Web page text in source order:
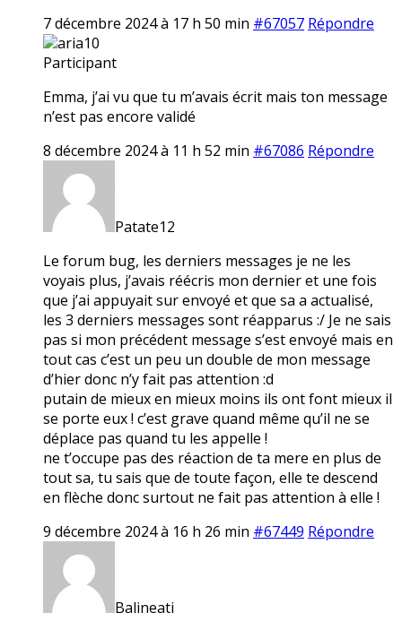
7 décembre 2024 à 17 h 50 min #67057 Répondre
aria10
Participant
Emma, j’ai vu que tu m’avais écrit mais ton message
n’est pas encore validé
8 décembre 2024 à 11 h 52 min #67086 Répondre
Patate12
Le forum bug, les derniers messages je ne les
voyais plus, j’avais réécris mon dernier et une fois
que j’ai appuyait sur envoyé et que sa a actualisé,
les 3 derniers messages sont réapparus :/ Je ne sais
pas si mon précédent message s’est envoyé mais en
tout cas c’est un peu un double de mon message
d’hier donc n’y fait pas attention :d
putain de mieux en mieux moins ils ont font mieux il
se porte eux ! c’est grave quand même qu’il ne se
déplace pas quand tu les appelle !
ne t’occupe pas des réaction de ta mere en plus de
tout sa, tu sais que de toute façon, elle te descend
en flèche donc surtout ne fait pas attention à elle !
9 décembre 2024 à 16 h 26 min #67449 Répondre
Balineati